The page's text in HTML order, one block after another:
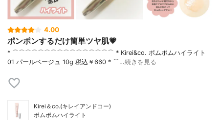
4.00
ポンポンするだけ簡単ツヤ肌💗
* ⌒⌒⌒⌒⌒⌒⌒⌒⌒⌒⌒⌒⌒⌒⌒⌒ * Kirei&co. ポムポムハイライト
01 パールベージュ 10g 税込￥660 * ⌒…続きを見る
Kirei＆co.(キレイアンドコー)
ポムポムハイライト